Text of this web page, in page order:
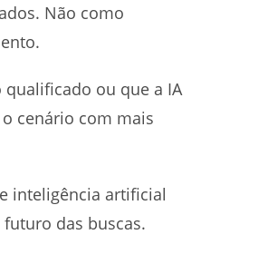
Não como
qualificado ou que a IA
cenário com mais
inteligência artificial
das buscas.